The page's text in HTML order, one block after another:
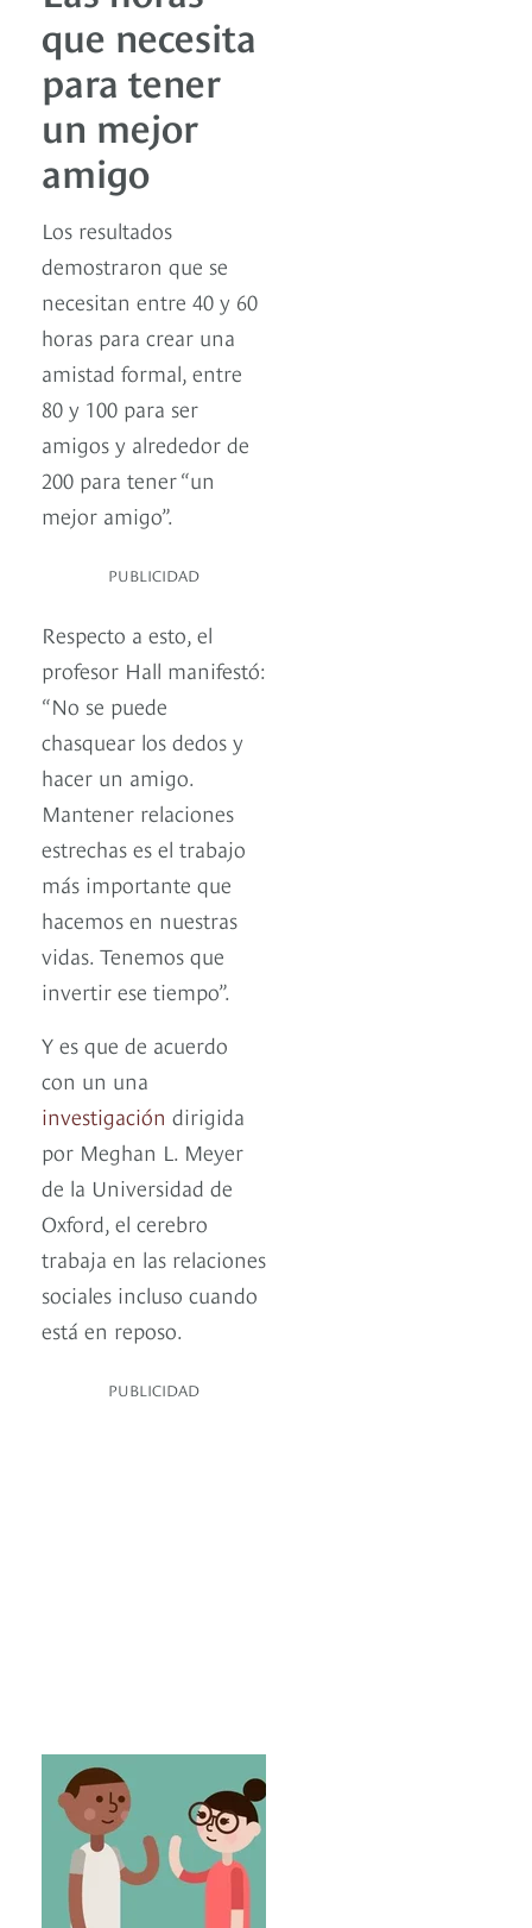
que necesita
para tener
un mejor
amigo
Los resultados
demostraron que se
necesitan entre 40 y 60
horas para crear una
amistad formal, entre
80 y 100 para ser
amigos y alrededor de
200 para tener “un
mejor amigo”.
PUBLICIDAD
Respecto a esto, el
profesor Hall manifestó:
“No se puede
chasquear los dedos y
hacer un amigo.
Mantener relaciones
estrechas es el trabajo
más importante que
hacemos en nuestras
vidas. Tenemos que
invertir ese tiempo”.
Y es que de acuerdo
con un una
investigación dirigida
por Meghan L. Meyer
de la Universidad de
Oxford, el cerebro
trabaja en las relaciones
sociales incluso cuando
está en reposo.
PUBLICIDAD